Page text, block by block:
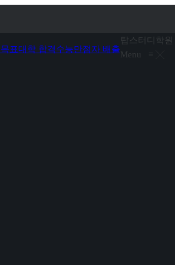
목표대학 합격수능만점자 배출
탑스터디학원
Menu ≡ ╳